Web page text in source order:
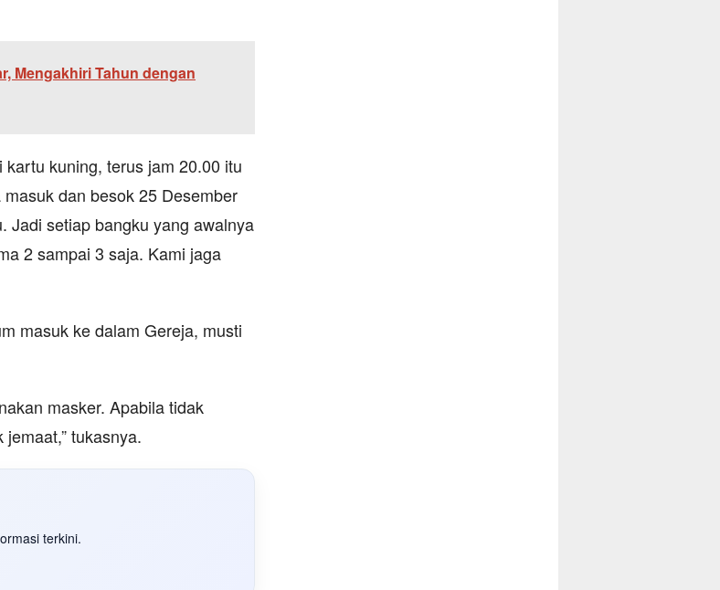
Mengakhiri Tahun dengan
kuning, terus jam 20.00 itu
dan besok 25 Desember
Jadi setiap bangku yang awalnya
2 sampai 3 saja. Kami jaga
masuk ke dalam Gereja, musti
masker. Apabila tidak
tukasnya.
terkini.